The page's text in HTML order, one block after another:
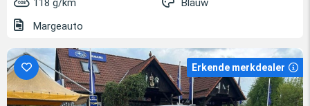
118 g/km
Blauw
Margeauto
Erkende merkdealer